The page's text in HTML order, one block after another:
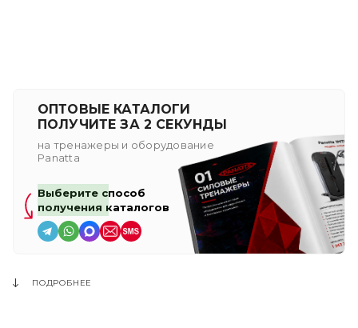
ОПТОВЫЕ КАТАЛОГИ
ПОЛУЧИТЕ ЗА 2 СЕКУНДЫ
на тренажеры и оборудование
Panatta
Выберите способ
получения каталогов
ПОДРОБНЕЕ